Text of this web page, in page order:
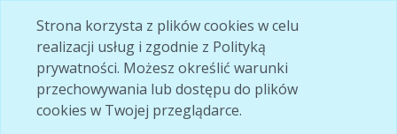
Strona korzysta z plików cookies w celu
realizacji usług i zgodnie z Polityką
prywatności. Możesz określić warunki
przechowywania lub dostępu do plików
cookies w Twojej przeglądarce.